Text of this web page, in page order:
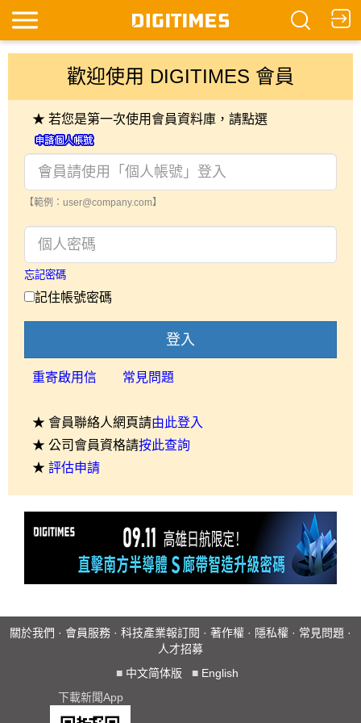
歡迎使用 DIGITIMES 會員
★ 若您是第一次使用會員資料庫，請點選
【範例：user@company.com】
忘記密碼
記住帳號密碼
登入
重寄啟用信 常見問題
★ 會員聯絡人網頁請由此登入
★ 公司會員資格請按此查詢
★ 評估申請
關於我們 · 會員服務 · 科技產業報訂閱 · 著作權 · 隱私權 · 常見問題 ·
人才招募
■ 中文简体版 ■ English
下載新聞App